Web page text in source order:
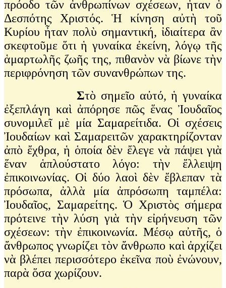
πρόοδο τῶν ἀνθρωπίνων σχέσεων, ἦταν ὁ
Δεσπότης Χριστός. Ἡ κίνηση αὐτὴ τοῦ
Κυρίου ἦταν πολὺ σημαντική, ἰδιαίτερα ἂν
σκεφτοῦμε ὅτι ἡ γυναίκα ἐκείνη, λόγῳ τῆς
ἁμαρτωλῆς ζωῆς της, πιθανὸν νὰ βίωνε τὴν
περιφρόνηση τῶν συνανθρώπων της.
Στὸ σημεῖο αὐτό, ἡ γυναίκα
ἐξεπλάγη καὶ ἀπόρησε πῶς ἕνας Ἰουδαῖος
συνομιλεῖ μὲ μία Σαμαρείτιδα. Οἱ σχέσεις
Ἰουδαίων καὶ Σαμαρειτῶν χαρακτηρίζονταν
ἀπὸ ἔχθρα, ἡ ὁποία δὲν ἔλεγε νὰ πάψει γιὰ
ἕναν ἁπλούστατο λόγο: τὴν ἔλλειψη
ἐπικοινωνίας. Οἱ δύο λαοὶ δὲν ἔβλεπαν τὰ
πρόσωπα, ἀλλὰ μία ἀπρόσωπη ταμπέλα:
Ἰουδαῖος, Σαμαρείτης. Ὁ Χριστὸς σήμερα
πρότεινε τὴν λύση γιὰ τὴν εἰρήνευση τῶν
σχέσεων: τὴν ἐπικοινωνία. Μέσῳ αὐτῆς, ὁ
ἄνθρωπος γνωρίζει τὸν ἄνθρωπο καὶ ἀρχίζει
νὰ βλέπει περισσότερο ἐκεῖνα ποὺ ἐνώνουν,
παρὰ ὅσα χωρίζουν.